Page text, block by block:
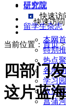
研究院
快速访问
本网
特别
热点
各地
学习
政策
菖蒲
研究院
快速访
留学生杂志
当前位置： 首页
四部门
这片蓝海